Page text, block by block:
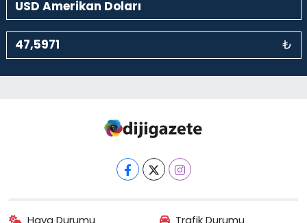
₺
Hava Durumu Trafik Durumu